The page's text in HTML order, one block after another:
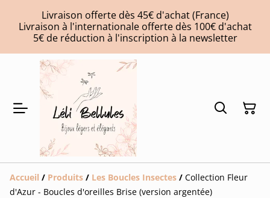
Livraison offerte dès 45€ d'achat (France)
Livraison à l'internationale offerte dès 100€ d'achat
5€ de réduction à l'inscription à la newsletter
Accueil / Produits / Les Boucles Insectes / Collection Fleur
d'Azur - Boucles d'oreilles Brise (version argentée)